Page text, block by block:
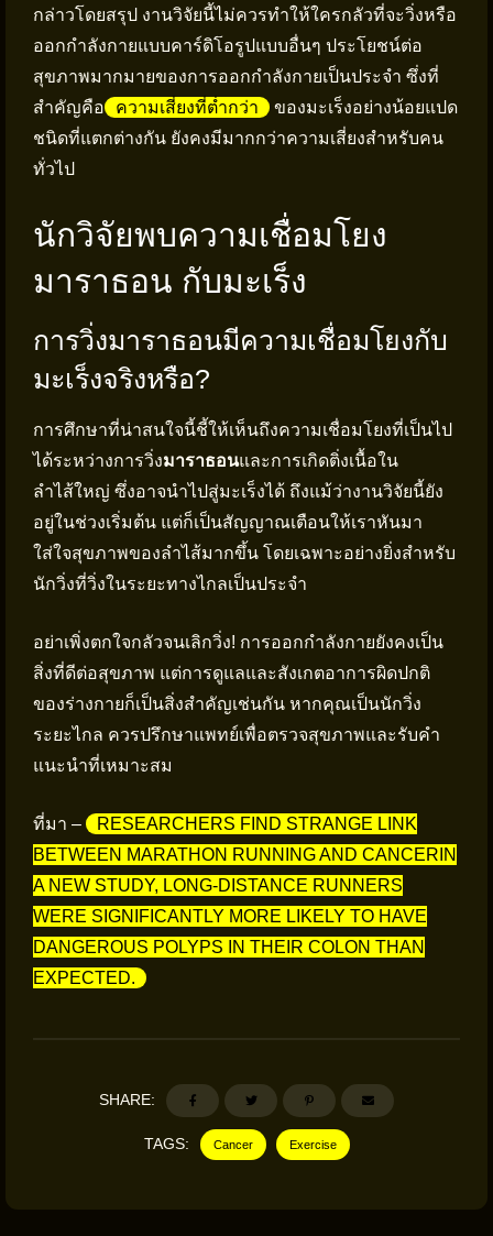
กล่าวโดยสรุป งานวิจัยนี้ไม่ควรทำให้ใครกลัวที่จะวิ่งหรือ
ออกกำลังกายแบบคาร์ดิโอรูปแบบอื่นๆ ประโยชน์ต่อ
สุขภาพมากมายของการออกกำลังกายเป็นประจำ ซึ่งที่
สำคัญคือ
ความเสี่ยงที่ต่ำกว่า
ของมะเร็งอย่างน้อยแปด
ชนิดที่แตกต่างกัน ยังคงมีมากกว่าความเสี่ยงสำหรับคน
ทั่วไป
นักวิจัยพบความเชื่อมโยง
มาราธอน กับมะเร็ง
การวิ่งมาราธอนมีความเชื่อมโยงกับ
มะเร็งจริงหรือ?
การศึกษาที่น่าสนใจนี้ชี้ให้เห็นถึงความเชื่อมโยงที่เป็นไป
ได้ระหว่างการวิ่งมาราธอนและการเกิดติ่งเนื้อใน
ลำไส้ใหญ่ ซึ่งอาจนำไปสู่มะเร็งได้ ถึงแม้ว่างานวิจัยนี้ยัง
อยู่ในช่วงเริ่มต้น แต่ก็เป็นสัญญาณเตือนให้เราหันมา
ใส่ใจสุขภาพของลำไส้มากขึ้น โดยเฉพาะอย่างยิ่งสำหรับ
นักวิ่งที่วิ่งในระยะทางไกลเป็นประจำ
อย่าเพิ่งตกใจกลัวจนเลิกวิ่ง! การออกกำลังกายยังคงเป็น
สิ่งที่ดีต่อสุขภาพ แต่การดูแลและสังเกตอาการผิดปกติ
ของร่างกายก็เป็นสิ่งสำคัญเช่นกัน หากคุณเป็นนักวิ่ง
ระยะไกล ควรปรึกษาแพทย์เพื่อตรวจสุขภาพและรับคำ
แนะนำที่เหมาะสม
ที่มา –
RESEARCHERS FIND STRANGE LINK
BETWEEN MARATHON RUNNING AND CANCERIN
A NEW STUDY, LONG-DISTANCE RUNNERS
WERE SIGNIFICANTLY MORE LIKELY TO HAVE
DANGEROUS POLYPS IN THEIR COLON THAN
EXPECTED.
SHARE:
TAGS: Cancer Exercise